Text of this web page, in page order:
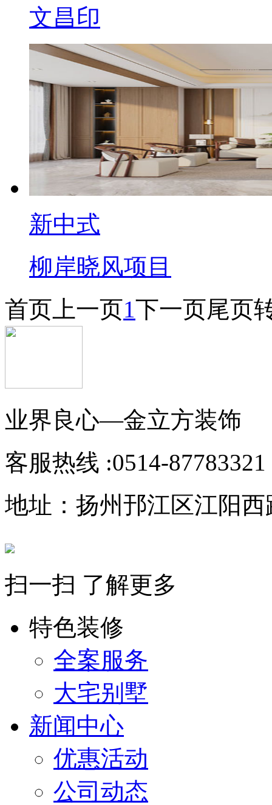
文昌印
新中式
柳岸晓风项目
首页 上一页1下一页尾页
业界良心—金立方装饰
客服热线 :0514-87783321
地址：扬州邘江区江阳
扫一扫 了解更多
特色装修
全案服务
大宅别墅
新闻中心
优惠活动
公司动态